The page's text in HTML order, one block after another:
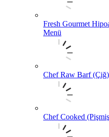
Fresh Gourmet
Menü
Chef Raw Barf
Chef Cooked